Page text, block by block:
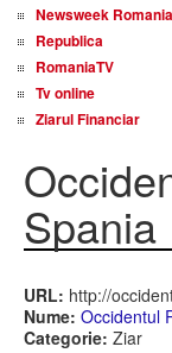
Newsweek Romania
Republica
RomaniaTV
Tv online
Ziarul Financiar
Spania
URL: http://
Nume: Occidentul
Categorie: Ziar